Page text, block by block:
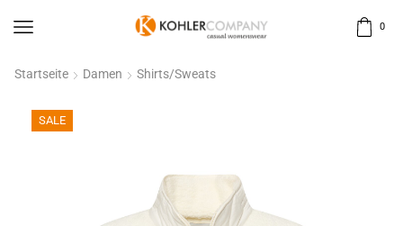
0
Startseite Damen Shirts/Sweats
SALE